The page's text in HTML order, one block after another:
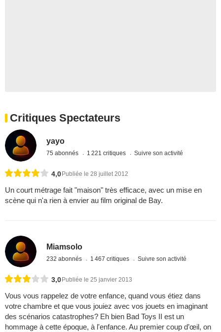
Critiques Spectateurs
yayo
75 abonnés 1 221 critiques Suivre son activité
4,0Publiée le 28 juillet 2012
Un court métrage fait "maison" très efficace, avec un mise en
scène qui n'a rien à envier au film original de Bay.
Miamsolo
232 abonnés 1 467 critiques Suivre son activité
3,0 Publiée le 25 janvier 2013
Vous vous rappelez de votre enfance, quand vous étiez dans
votre chambre et que vous jouiez avec vos jouets en imaginant
des scénarios catastrophes? Eh bien Bad Toys II est un
hommage à cette époque, à l'enfance. Au premier coup d’œil, on